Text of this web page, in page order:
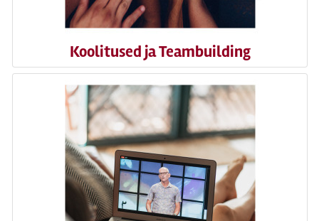
Koolitused ja Teambuilding